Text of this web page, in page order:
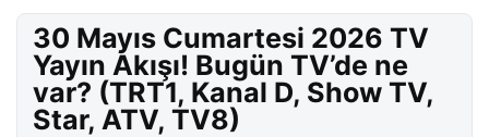
30 Mayıs Cumartesi 2026 TV
Yayın Akışı! Bugün TV’de ne
var? (TRT1, Kanal D, Show TV,
Star, ATV, TV8)